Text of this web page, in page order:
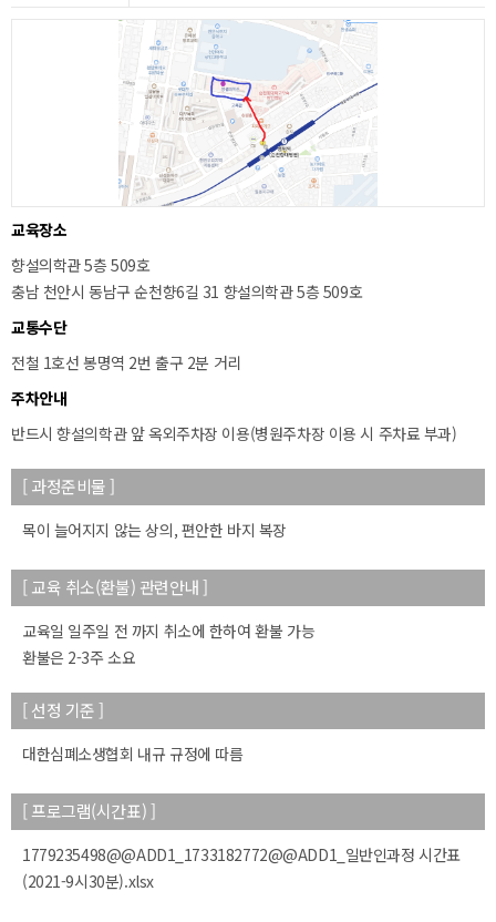
교육장소
향설의학관 5층 509호
충남 천안시 동남구 순천향6길 31 향설의학관 5층 509호
교통수단
전철 1호선 봉명역 2번 출구 2분 거리
주차안내
반드시 향설의학관 앞 옥외주차장 이용(병원주차장 이용 시 주차료 부과)
[ 과정준비물 ]
목이 늘어지지 않는 상의, 편안한 바지 복장
[ 교육 취소(환불) 관련안내 ]
교육일 일주일 전 까지 취소에 한하여 환불 가능
환불은 2-3주 소요
[ 선정 기준 ]
대한심폐소생협회 내규 규정에 따름
[ 프로그램(시간표) ]
1779235498@@ADD1_1733182772@@ADD1_일반인과정 시간표
(2021-9시30분).xlsx